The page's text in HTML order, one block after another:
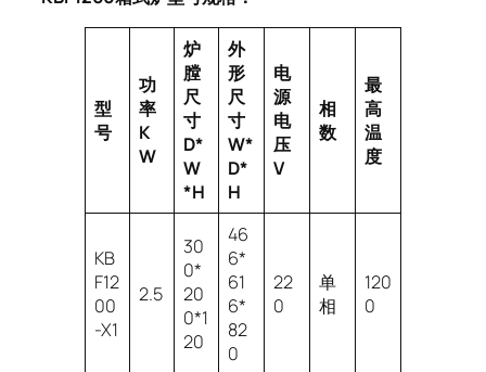
型
号
功
率
K
W
炉
膛
尺
寸
D*
W
*H
外
形
尺
寸
W*
D*
H
电
源
电
压
V
相
数
最
高
温
度
KB
F12
00
-X1
2.5
30
0*
20
0*1
20
46
6*
61
6*
82
0
22
0
单
相
120
0